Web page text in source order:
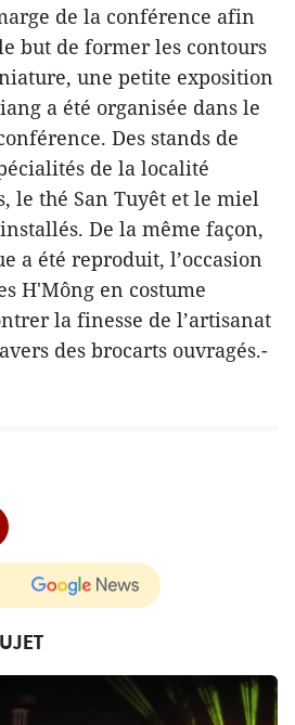
de la conférence afin
but de former les contours
une petite exposition
a été organisée dans le
Des stands de
de la localité
le thé San Tuyêt et le miel
De la même façon,
a été reproduit, l’occasion
H'Mông en costume
la finesse de l’artisanat
des brocarts ouvragés.-